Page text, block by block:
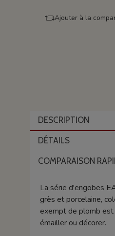
Ajouter à la
DESCRIPTION
DÉTAILS
COMPARAISON
La série d'engobes
grès et porcelaine,
exempt de plomb est
émailler ou décorer.